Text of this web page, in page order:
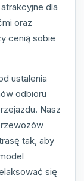
dla
oraz
cenią sobie
ustalenia
odbioru
Nasz
tak, aby
się